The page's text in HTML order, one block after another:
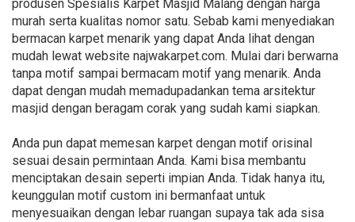
produsen Spesialis Karpet Masjid Malang dengan harga
murah serta kualitas nomor satu. Sebab kami menyediakan
bermacan karpet menarik yang dapat Anda lihat dengan
mudah lewat website najwakarpet.com. Mulai dari berwarna
tanpa motif sampai bermacam motif yang menarik. Anda
dapat dengan mudah memadupadankan tema arsitektur
masjid dengan beragam corak yang sudah kami siapkan.
Anda pun dapat memesan karpet dengan motif orisinal
sesuai desain permintaan Anda. Kami bisa membantu
menciptakan desain seperti impian Anda. Tidak hanya itu,
keunggulan motif custom ini bermanfaat untuk
menyesuaikan dengan lebar ruangan supaya tak ada sisa